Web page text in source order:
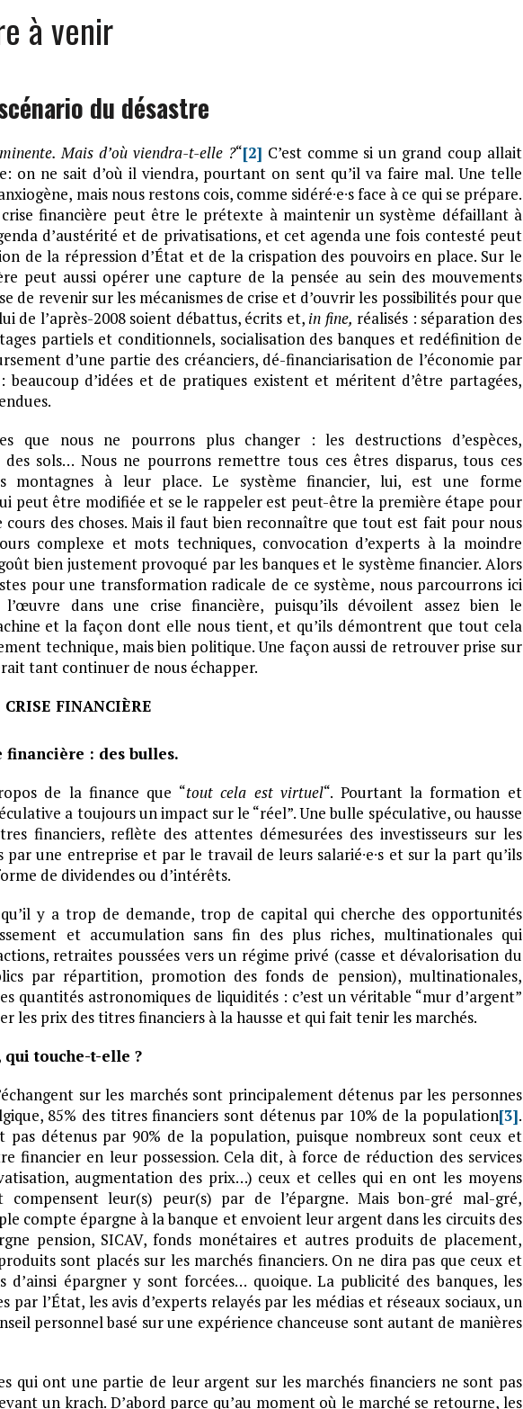
à venir
du désastre
Mais d’où viendra-t-elle ?“[2] C’est comme si un grand coup allait
on ne sait d’où il viendra, pourtant on sent qu’il va faire mal. Une telle
mais nous restons cois, comme sidéré∙e∙s face à ce qui se prépare.
financière peut être le prétexte à maintenir un système défaillant à
d’austérité et de privatisations, et cet agenda une fois contesté peut
de la répression d’État et de la crispation des pouvoirs en place. Sur le
peut aussi opérer une capture de la pensée au sein des mouvements
de revenir sur les mécanismes de crise et d’ouvrir les possibilités pour que
de l’après-2008 soient débattus, écrits et, in fine, réalisés : séparation des
partiels et conditionnels, socialisation des banques et redéfinition de
d’une partie des créanciers, dé-financiarisation de l’économie par
d’idées et de pratiques existent et méritent d’être partagées,
que nous ne pourrons plus changer : les destructions d’espèces,
des sols… Nous ne pourrons remettre tous ces êtres disparus, tous ces
montagnes à leur place. Le système financier, lui, est une forme
peut être modifiée et se le rappeler est peut-être la première étape pour
des choses. Mais il faut bien reconnaître que tout est fait pour nous
complexe et mots techniques, convocation d’experts à la moindre
bien justement provoqué par les banques et le système financier. Alors
pour une transformation radicale de ce système, nous parcourrons ici
l’œuvre dans une crise financière, puisqu’ils dévoilent assez bien le
et la façon dont elle nous tient, et qu’ils démontrent que tout cela
technique, mais bien politique. Une façon aussi de retrouver prise sur
tant continuer de nous échapper.
CRISE FINANCIÈRE
financière : des bulles.
de la finance que “tout cela est virtuel“. Pourtant la formation et
a toujours un impact sur le “réel”. Une bulle spéculative, ou hausse
financiers, reflète des attentes démesurées des investisseurs sur les
une entreprise et par le travail de leurs salarié∙e∙s et sur la part qu’ils
de dividendes ou d’intérêts.
qu’il y a trop de demande, trop de capital qui cherche des opportunités
et accumulation sans fin des plus riches, multinationales qui
retraites poussées vers un régime privé (casse et dévalorisation du
par répartition, promotion des fonds de pension), multinationales,
quantités astronomiques de liquidités : c’est un véritable “mur d’argent”
les prix des titres financiers à la hausse et qui fait tenir les marchés.
qui touche-t-elle ?
sur les marchés sont principalement détenus par les personnes
85% des titres financiers sont détenus par 10% de la population[3].
pas détenus par 90% de la population, puisque nombreux sont ceux et
financier en leur possession. Cela dit, à force de réduction des services
augmentation des prix…) ceux et celles qui en ont les moyens
leur(s) peur(s) par de l’épargne. Mais bon-gré mal-gré,
compte épargne à la banque et envoient leur argent dans les circuits des
pension, SICAV, fonds monétaires et autres produits de placement,
sont placés sur les marchés financiers. On ne dira pas que ceux et
d’ainsi épargner y sont forcées… quoique. La publicité des banques, les
par l’État, les avis d’experts relayés par les médias et réseaux sociaux, un
personnel basé sur une expérience chanceuse sont autant de manières
qui ont une partie de leur argent sur les marchés financiers ne sont pas
un krach. D’abord parce qu’au moment où le marché se retourne, les